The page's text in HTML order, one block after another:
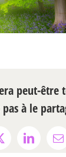
peut-être
à le
LinkedIn